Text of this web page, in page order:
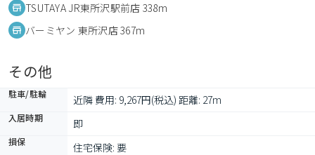
TSUTAYA JR東所沢駅前店 338m
バーミヤン 東所沢店 367m
その他
駐車/駐輪 近隣 費用: 9,267円(税込) 距離: 27m
入居時期 即
損保 住宅保険: 要